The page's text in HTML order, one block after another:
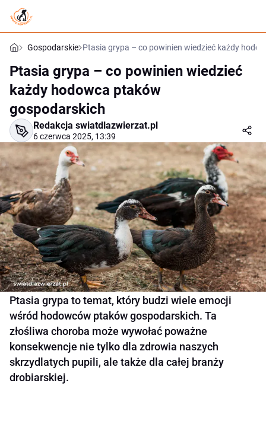
Gospodarskie Ptasia grypa – co powinien wiedzieć każdy
Ptasia grypa – co powinien wiedzieć
każdy hodowca ptaków
gospodarskich
Redakcja swiatdlazwierzat.pl
6 czerwca 2025, 13:39
Ptasia grypa to temat, który budzi wiele emocji
wśród hodowców ptaków gospodarskich. Ta
złośliwa choroba może wywołać poważne
konsekwencje nie tylko dla zdrowia naszych
skrzydlatych pupili, ale także dla całej branży
drobiarskiej.